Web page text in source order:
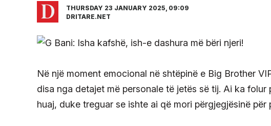
THURSDAY 23 JANUARY 2025, 09:09
DRITARE.NET
Në një moment emocional në shtëpinë e Big Brother
disa nga detajet më personale të jetës së tij. Ai ka
huaj, duke treguar se ishte ai që mori përgjegjësinë për